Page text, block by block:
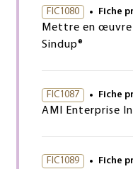
FIC1080 Fiche
Mettre en œuvre
Sindup®
FIC1087 Fiche
AMI Enterprise
FIC1089 Fiche